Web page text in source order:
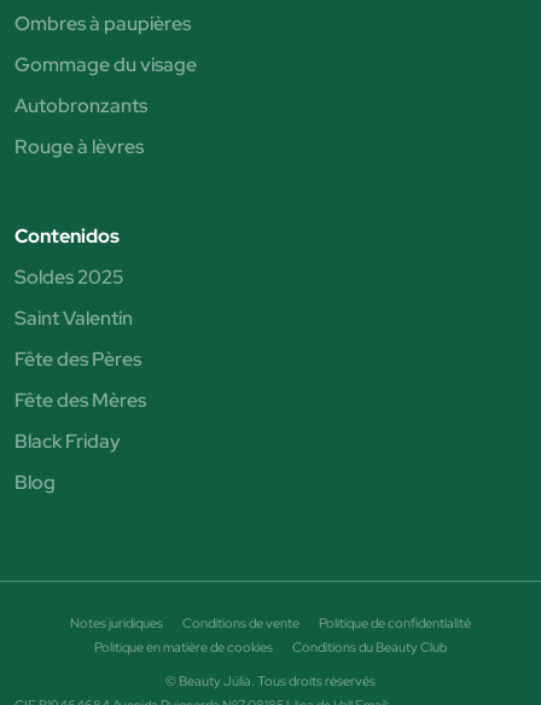
Ombres à paupières
Gommage du visage
Autobronzants
Rouge à lèvres
Contenidos
Soldes 2025
Saint Valentin
Fête des Pères
Fête des Mères
Black Friday
Blog
© Beauty Júlia. Tous droits réservés
Notes juridiques Conditions de vente
Politique de confidentialité
Politique en matière de cookies
Conditions du Beauty Club